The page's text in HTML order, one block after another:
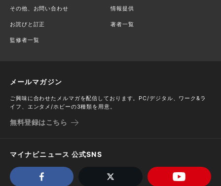
その他、お問い合わせ 情報提供
お詫びと訂正 著者一覧
監修者一覧
メールマガジン
ご興味に合わせたメルマガを配信しております。PC/デジタル、ワーク&ラ
イフ、エンタメ/ホビーの3種類を用意。
無料登録はこちら
マイナビニュース 公式SNS